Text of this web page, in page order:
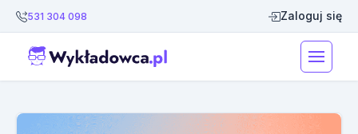
531 304 098 Zaloguj się